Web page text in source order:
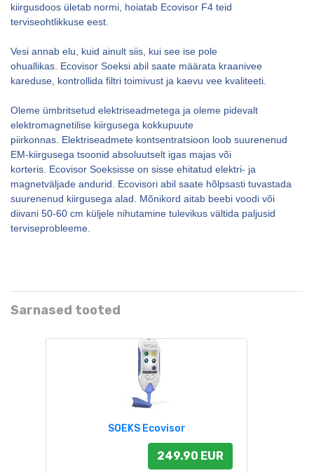
kiirgusdoos ületab normi, hoiatab Ecovisor F4 teid
terviseohtlikkuse eest.
Vesi annab elu, kuid ainult siis, kui see ise pole
ohuallikas. Ecovisor Soeksi abil saate määrata kraanivee
kareduse, kontrollida filtri toimivust ja kaevu vee kvaliteeti.
Oleme ümbritsetud elektriseadmetega ja oleme pidevalt
elektromagnetilise kiirgusega kokkupuute
piirkonnas. Elektriseadmete kontsentratsioon loob suurenenud
EM-kiirgusega tsoonid absoluutselt igas majas või
korteris. Ecovisor Soeksisse on sisse ehitatud elektri- ja
magnetväljade andurid. Ecovisori abil saate hõlpsasti tuvastada
suurenenud kiirgusega alad. Mõnikord aitab beebi voodi või
diivani 50-60 cm küljele nihutamine tulevikus vältida paljusid
terviseprobleeme.
Sarnased tooted
SOEKS Ecovisor
249.90 EUR